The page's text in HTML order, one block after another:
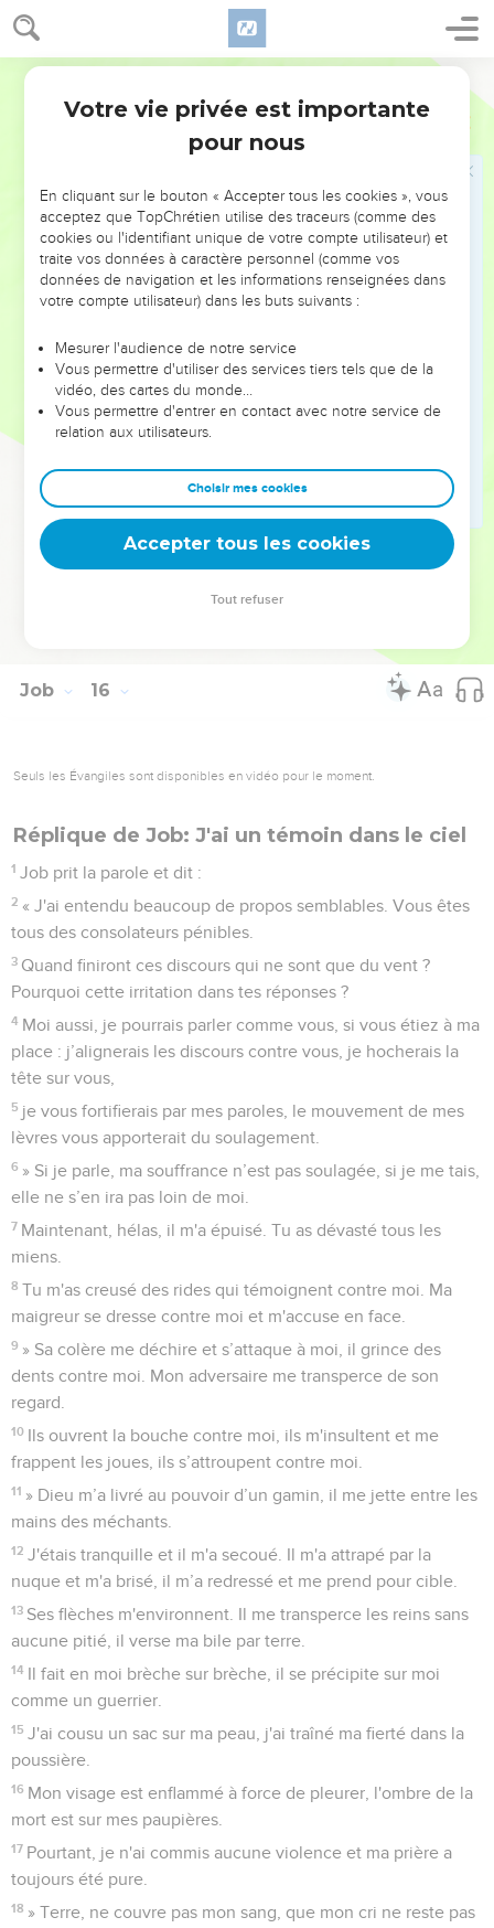
15
25 car il a levé la main contre Dieu, il a défié le Tout-Puissant.
Il a eu l'audace de foncer contre lui, abrité par l’épaisseur
de ses boucliers.
Il avait le visage tout potelé, les flancs chargés
abandonnées, sur le point de tomber en ruine.
Il ne s'enrichira plus, sa fortune ne se relèvera pas, sa
prospérité ne couvrira plus la terre.
Il ne pourra s’écarter des ténèbres ; les flammes
sa bouche.
Qu'il ne se fie pas à la fausseté ! Il serait déçu, car c’est la
fausseté qui serait sa récompense.
Cela s’accomplira avant la fin de ses jours, et son rameau
ne verdira plus.
Comme une vigne, il se dépouillera de ses fruits encore
verts, comme un olivier il fera tomber ses fleurs.
» La compagnie de l'impie est stérile, et le feu dévorera les
Job 16
Seuls les Évangiles sont disponibles en vidéo pour le moment.
Réplique de Job: J'ai un témoin dans le ciel
1 Job prit la parole et dit :
2 « J'ai entendu beaucoup de propos semblables. Vous êtes
tous des consolateurs pénibles.
3 Quand finiront ces discours qui ne sont que du vent ?
Pourquoi cette irritation dans tes réponses ?
4 Moi aussi, je pourrais parler comme vous, si vous étiez à ma
place : j’alignerais les discours contre vous, je hocherais la
tête sur vous,
5 je vous fortifierais par mes paroles, le mouvement de mes
lèvres vous apporterait du soulagement.
6 » Si je parle, ma souffrance n’est pas soulagée, si je me tais,
elle ne s’en ira pas loin de moi.
7 Maintenant, hélas, il m'a épuisé. Tu as dévasté tous les
miens.
8 Tu m'as creusé des rides qui témoignent contre moi. Ma
maigreur se dresse contre moi et m'accuse en face.
9 » Sa colère me déchire et s’attaque à moi, il grince des
dents contre moi. Mon adversaire me transperce de son
regard.
10 Ils ouvrent la bouche contre moi, ils m'insultent et me
frappent les joues, ils s’attroupent contre moi.
11 » Dieu m’a livré au pouvoir d’un gamin, il me jette entre les
mains des méchants.
12 J'étais tranquille et il m'a secoué. Il m'a attrapé par la
nuque et m'a brisé, il m’a redressé et me prend pour cible.
13 Ses flèches m'environnent. Il me transperce les reins sans
aucune pitié, il verse ma bile par terre.
14 Il fait en moi brèche sur brèche, il se précipite sur moi
comme un guerrier.
15 J'ai cousu un sac sur ma peau, j'ai traîné ma fierté dans la
poussière.
16 Mon visage est enflammé à force de pleurer, l'ombre de la
mort est sur mes paupières.
17 Pourtant, je n'ai commis aucune violence et ma prière a
toujours été pure.
18 » Terre, ne couvre pas mon sang, que mon cri ne reste pas
Votre vie privée est importante
pour nous
En cliquant sur le bouton « Accepter tous les cookies », vous
acceptez que TopChrétien utilise des traceurs (comme des
cookies ou l'identifiant unique de votre compte utilisateur) et
traite vos données à caractère personnel (comme vos
données de navigation et les informations renseignées dans
votre compte utilisateur) dans les buts suivants :
Mesurer l'audience de notre service
Vous permettre d'utiliser des services tiers tels que de la
vidéo, des cartes du monde…
Vous permettre d'entrer en contact avec notre service de
relation aux utilisateurs.
Choisir mes cookies
Accepter tous les cookies
Tout refuser